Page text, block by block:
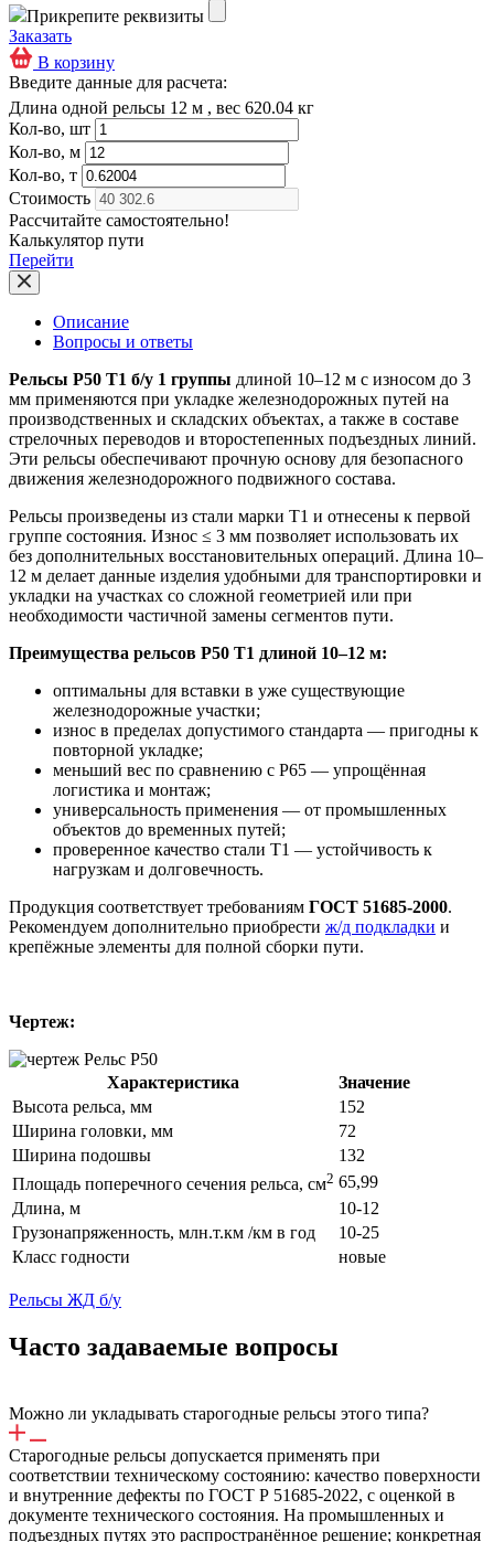
Прикрепите реквизиты
Заказать
В корзину
Введите данные для расчета:
Длина одной рельсы 12 м , вес 620.04 кг
Кол-во, шт
Кол-во, м
Кол-во, т
Стоимость
Рассчитайте самостоятельно!
Калькулятор пути
Перейти
Описание
Вопросы и ответы
Рельсы Р50 Т1 б/у 1 группы длиной 10–12 м с износом до 3
мм применяются при укладке железнодорожных путей на
производственных и складских объектах, а также в составе
стрелочных переводов и второстепенных подъездных линий.
Эти рельсы обеспечивают прочную основу для безопасного
движения железнодорожного подвижного состава.
Рельсы произведены из стали марки Т1 и отнесены к первой
группе состояния. Износ ≤ 3 мм позволяет использовать их
без дополнительных восстановительных операций. Длина 10–
12 м делает данные изделия удобными для транспортировки и
укладки на участках со сложной геометрией или при
необходимости частичной замены сегментов пути.
Преимущества рельсов Р50 Т1 длиной 10–12 м:
оптимальны для вставки в уже существующие
железнодорожные участки;
износ в пределах допустимого стандарта — пригодны к
повторной укладке;
меньший вес по сравнению с Р65 — упрощённая
логистика и монтаж;
универсальность применения — от промышленных
объектов до временных путей;
проверенное качество стали Т1 — устойчивость к
нагрузкам и долговечность.
Продукция соответствует требованиям ГОСТ 51685-2000.
Рекомендуем дополнительно приобрести ж/д подкладки и
крепёжные элементы для полной сборки пути.
Чертеж:
Характеристика
Значение
Высота рельса, мм
152
Ширина головки, мм
72
Ширина подошвы
132
Площадь поперечного сечения рельса, см2 65,99
Длина, м
10-12
Грузонапряженность, млн.т.км /км в год
10-25
Класс годности
новые
Рельсы ЖД б/у
Часто задаваемые вопросы
Можно ли укладывать старогодные рельсы этого типа?
Старогодные рельсы допускается применять при
соответствии техническому состоянию: качество поверхности
и внутренние дефекты по ГОСТ Р 51685-2022, с оценкой в
документе технического состояния. На промышленных и
подъездных путях это распространённое решение; конкретная